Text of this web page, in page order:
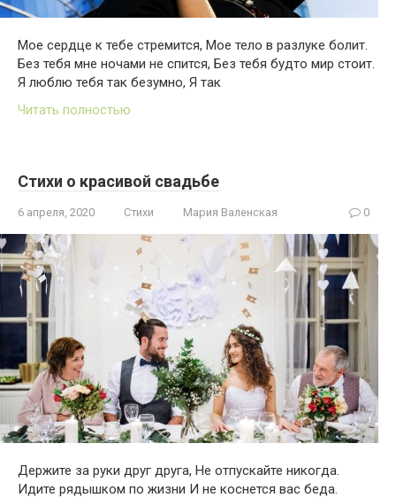
Мое сердце к тебе стремится, Мое тело в разлуке болит.
Без тебя мне ночами не спится, Без тебя будто мир стоит.
Я люблю тебя так безумно, Я так
Читать полностью
Стихи о красивой свадьбе
6 апреля, 2020 Стихи Мария Валенская 0
Держите за руки друг друга, Не отпускайте никогда.
Идите рядышком по жизни И не коснется вас беда.